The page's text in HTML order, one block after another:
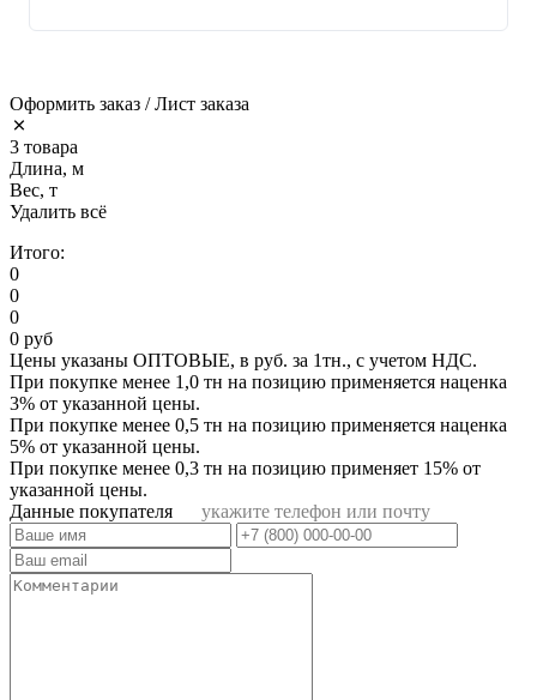
Оформить заказ / Лист заказа
3 товара
Длина, м
Вес, т
Удалить всё
Итого:
0
0
0
0 руб
Цены указаны ОПТОВЫЕ, в руб. за 1тн., с учетом НДС.
При покупке менее 1,0 тн на позицию применяется наценка
3% от указанной цены.
При покупке менее 0,5 тн на позицию применяется наценка
5% от указанной цены.
При покупке менее 0,3 тн на позицию применяет 15% от
указанной цены.
Данные покупателя
укажите телефон или почту